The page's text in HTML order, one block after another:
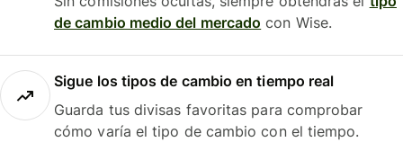
de cambio medio del mercado con Wise.
Sigue los tipos de cambio en tiempo real
Guarda tus divisas favoritas para comprobar
cómo varía el tipo de cambio con el tiempo.